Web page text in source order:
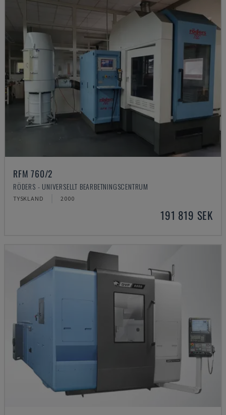
RFM 760/2
RÖDERS - UNIVERSELLT BEARBETNINGSCENTRUM
TYSKLAND 2000
191 819 SEK